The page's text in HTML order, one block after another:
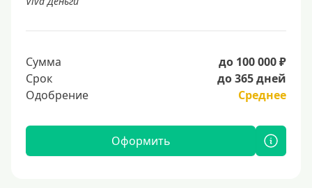
Сумма
до 100 000 ₽
Срок
до 365 дней
Одобрение
Среднее
Оформить